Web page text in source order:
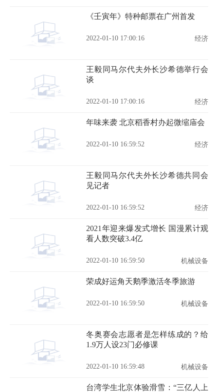
《壬寅年》特种邮票在广州首发
2022-01-10 17:00:16 经济
王毅同马尔代夫外长沙希德举行会
谈
2022-01-10 17:00:16 经济
年味来袭 北京稻香村办起微缩庙会
2022-01-10 16:59:52 经济
王毅同马尔代夫外长沙希德共同会
见记者
2022-01-10 16:59:52 经济
2021年迎来爆发式增长 国漫累计观
看人数突破3.4亿
2022-01-10 16:59:50 机械设备
荣成好运角天鹅季激活冬季旅游
2022-01-10 16:59:50 机械设备
冬奥赛会志愿者是怎样练成的？给
1.9万人设23门必修课
2022-01-10 16:59:48 机械设备
台湾学生北京体验滑雪：“三亿人上